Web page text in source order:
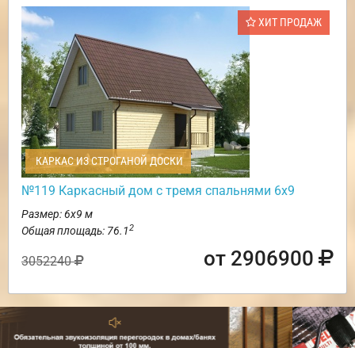
ХИТ ПРОДАЖ
КАРКАС ИЗ СТРОГАНОЙ ДОСКИ
№119 Каркасный дом с тремя спальнями 6х9
Размер: 6х9 м
Общая площадь: 76.12
3052240 от 2906900